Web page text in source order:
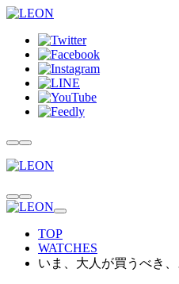
TOP
WATCHES
いま、大人が買うべき